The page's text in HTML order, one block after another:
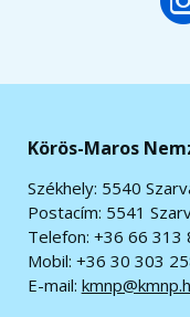
Körös-Maros
Székhely: 5540
Postacím: 5541
Telefon: +36 66 313
Mobil: +36 30 303
E-mail: